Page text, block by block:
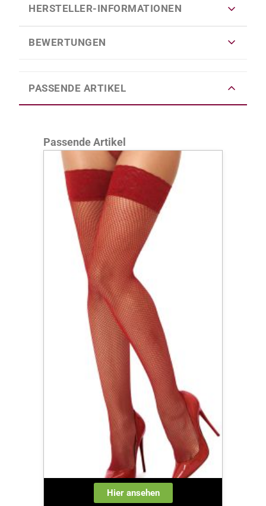
HERSTELLER-INFORMATIONEN
BEWERTUNGEN
PASSENDE ARTIKEL
Produktgalerie überspringen
Passende Artikel
Hier ansehen